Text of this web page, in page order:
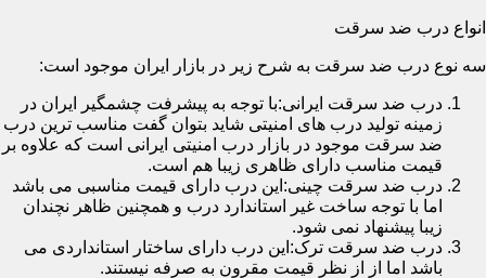
انواع درب ضد سرقت
سه نوع درب ضد سرقت به شرح زیر در بازار ایران موجود است:
درب ضد سرقت ایرانی:با توجه به پیشرفت چشمگیر ایران در
زمینه تولید درب های امنیتی شاید بتوان گفت مناسب ترین درب
ضد سرقت موجود در بازار درب امنیتی ایرانی است که علاوه بر
قیمت مناسب دارای ظاهری زیبا هم است.
درب ضد سرقت چینی:این درب دارای قیمت مناسبی می باشد
اما با توجه ساخت غیر استاندارد درب و همچنین ظاهر نچندان
زیبا پیشنهاد نمی شود.
درب ضد سرقت ترک:این درب دارای ساختار استانداردی می
باشد اما از از نظر قیمت مقرون به صرفه نیستند.